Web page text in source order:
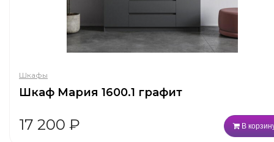
Шкафы
Шкаф Мария 1600.1 графит
17 200 ₽ В